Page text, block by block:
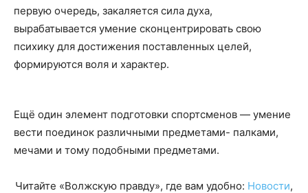
первую очередь, закаляется сила духа,
вырабатывается умение сконцентрировать свою
психику для достижения поставленных целей,
формируются воля и характер.
Ещё один элемент подготовки спортсменов — умение
вести поединок различными предметами- палками,
мечами и тому подобными предметами.
Читайте «Волжскую правду», где вам удобно: Новости,